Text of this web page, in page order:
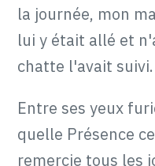
la journée, mon
lui y était allé et
chatte l'avait suivi.
Entre ses yeux
quelle Présence
remercie tous les